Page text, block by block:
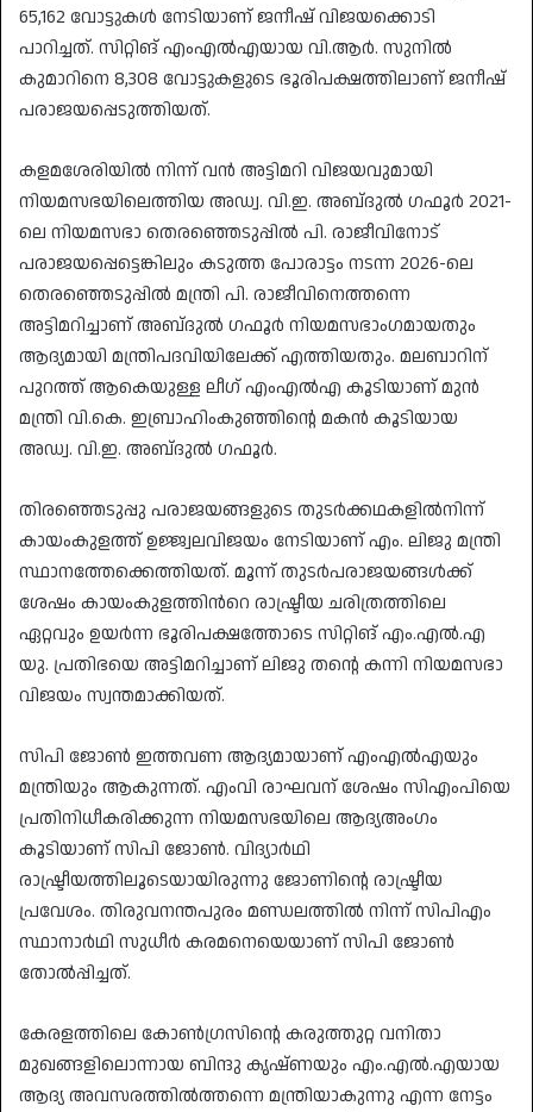
65,162 വോട്ടുകൾ നേടിയാണ് ജനീഷ് വിജയക്കൊടി
പാറിച്ചത്. സിറ്റിങ് എംഎൽഎയായ വി.ആർ. സുനിൽ
കുമാറിനെ 8,308 വോട്ടുകളുടെ ഭൂരിപക്ഷത്തിലാണ് ജനീഷ്
പരാജയപ്പെടുത്തിയത്.
കളമശേരിയിൽ നിന്ന് വൻ അട്ടിമറി വിജയവുമായി
നിയമസഭയിലെത്തിയ അഡ്വ. വി.ഇ. അബ്‌ദുൽ ഗഫൂർ 2021-
ലെ നിയമസഭാ തെരഞ്ഞെടുപ്പിൽ പി. രാജീവിനോട്
പരാജയപ്പെട്ടെങ്കിലും കടുത്ത പോരാട്ടം നടന്ന 2026-ലെ
തെരഞ്ഞെടുപ്പിൽ മന്ത്രി പി. രാജീവിനെത്തന്നെ
അട്ടിമറിച്ചാണ് അബ്‌ദുൽ ഗഫൂർ നിയമസഭാംഗമായതും
ആദ്യമായി മന്ത്രിപദവിയിലേക്ക് എത്തിയതും. മലബാറിന്
പുറത്ത് ആകെയുള്ള ലീഗ് എംഎൽഎ കൂടിയാണ് മുൻ
മന്ത്രി വി.കെ. ഇബ്രാഹിംകുഞ്ഞിൻ്റെ മകൻ കൂടിയായ
അഡ്വ. വി.ഇ. അബ്‌ദുൽ ഗഫൂർ.
തിരഞ്ഞെടുപ്പു പരാജയങ്ങളുടെ തുടർക്കഥകളിൽനിന്ന്
കായംകുളത്ത് ഉജ്ജ്വലവിജയം നേടിയാണ് എം. ലിജു മന്ത്രി
സ്ഥാനത്തേക്കെത്തിയത്. മൂന്ന് തുടർപരാജയങ്ങൾക്ക്
ശേഷം കായംകുളത്തിൻറെ രാഷ്ട്രീയ ചരിത്രത്തിലെ
ഏറ്റവും ഉയർന്ന ഭൂരിപക്ഷത്തോടെ സിറ്റിങ് എം.എൽ.എ
യു. പ്രതിഭയെ അട്ടിമറിച്ചാണ് ലിജു തന്റെ കന്നി നിയമസഭാ
വിജയം സ്വന്തമാക്കിയത്.
സിപി ജോൺ ഇത്തവണ ആദ്യമായാണ് എംഎൽഎയും
മന്ത്രിയും ആകുന്നത്. എംവി രാഘവന് ശേഷം സിഎംപിയെ
പ്രതിനിധീകരിക്കുന്ന നിയമസഭയിലെ ആദ്യഅംഗം
കൂടിയാണ് സിപി ജോൺ. വിദ്യാർഥി
രാഷ്ട്രീയത്തിലൂടെയായിരുന്നു ജോണിന്റെ രാഷ്ട്രീയ
പ്രവേശം. തിരുവനന്തപുരം മണ്ഡലത്തിൽ നിന്ന് സിപിഎം
സ്ഥാനാർഥി സുധീർ കരമനെയെയാണ് സിപി ജോൺ
തോൽപ്പിച്ചത്.
കേരളത്തിലെ കോൺഗ്രസിന്റെ കരുത്തുറ്റ വനിതാ
മുഖങ്ങളിലൊന്നായ ബിന്ദു കൃഷ്ണയും എം.എൽ.എയായ
ആദ്യ അവസരത്തിൽത്തന്നെ മന്ത്രിയാകുന്നു എന്ന നേട്ടം